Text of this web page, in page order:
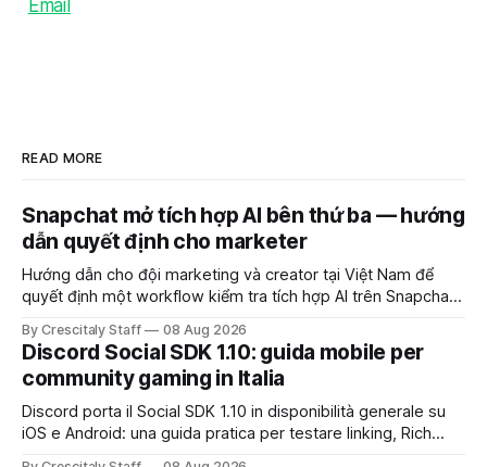
Email
READ MORE
Snapchat mở tích hợp AI bên thứ ba — hướng
dẫn quyết định cho marketer
Hướng dẫn cho đội marketing và creator tại Việt Nam để
quyết định một workflow kiểm tra tích hợp AI trên Snapchat
By Crescitaly Staff 08 Aug 2026
Discord Social SDK 1.10: guida mobile per
community gaming in Italia
Discord porta il Social SDK 1.10 in disponibilità generale su
iOS e Android: una guida pratica per testare linking, Rich